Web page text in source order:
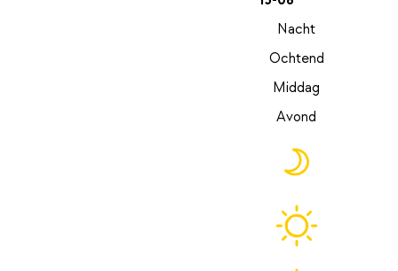
Nacht
Ochtend
Middag
Avond